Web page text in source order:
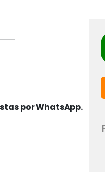
por WhatsApp.